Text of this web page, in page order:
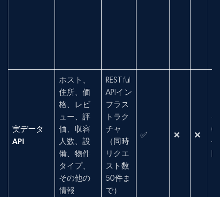
実データ
API
ホスト、
住所、価
格、レビ
ュー、評
価、収容
人数、設
備、物件
タイプ、
その他の
情報
RESTful
APIイン
フラス
トラク
チャ
（同時
リクエ
スト数
50件ま
で）
✅ ❌ ❌
—
(
公